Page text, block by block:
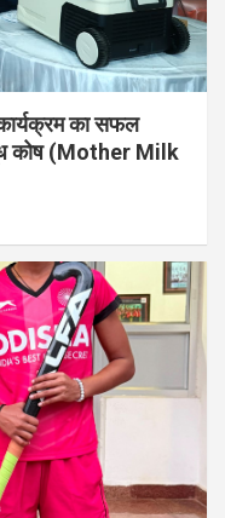
का सफल
कोष (Mother Milk